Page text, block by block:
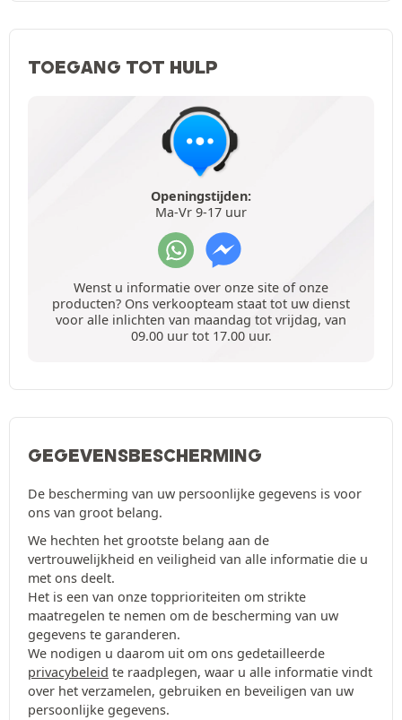
TOEGANG TOT HULP
Openingstijden:
Ma-Vr 9-17 uur
Wenst u informatie over onze site of onze
producten? Ons verkoopteam staat tot uw dienst
voor alle inlichten van maandag tot vrijdag, van
09.00 uur tot 17.00 uur.
GEGEVENSBESCHERMING
De bescherming van uw persoonlijke gegevens is voor
ons van groot belang.
We hechten het grootste belang aan de
vertrouwelijkheid en veiligheid van alle informatie die u
met ons deelt.
Het is een van onze topprioriteiten om strikte
maatregelen te nemen om de bescherming van uw
gegevens te garanderen.
We nodigen u daarom uit om ons gedetailleerde
privacybeleid te raadplegen, waar u alle informatie vindt
over het verzamelen, gebruiken en beveiligen van uw
persoonlijke gegevens.